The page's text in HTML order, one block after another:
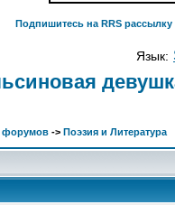
Подпишитесь на RRS
Язык:
форумов -> Поэзия и Литература